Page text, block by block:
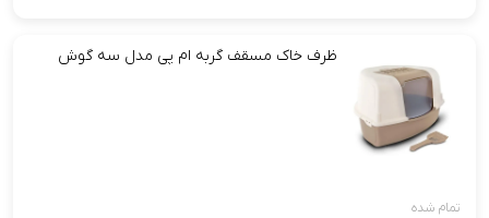
ظرف خاک مسقف گربه ام پی مدل سه گوش
تمام شده